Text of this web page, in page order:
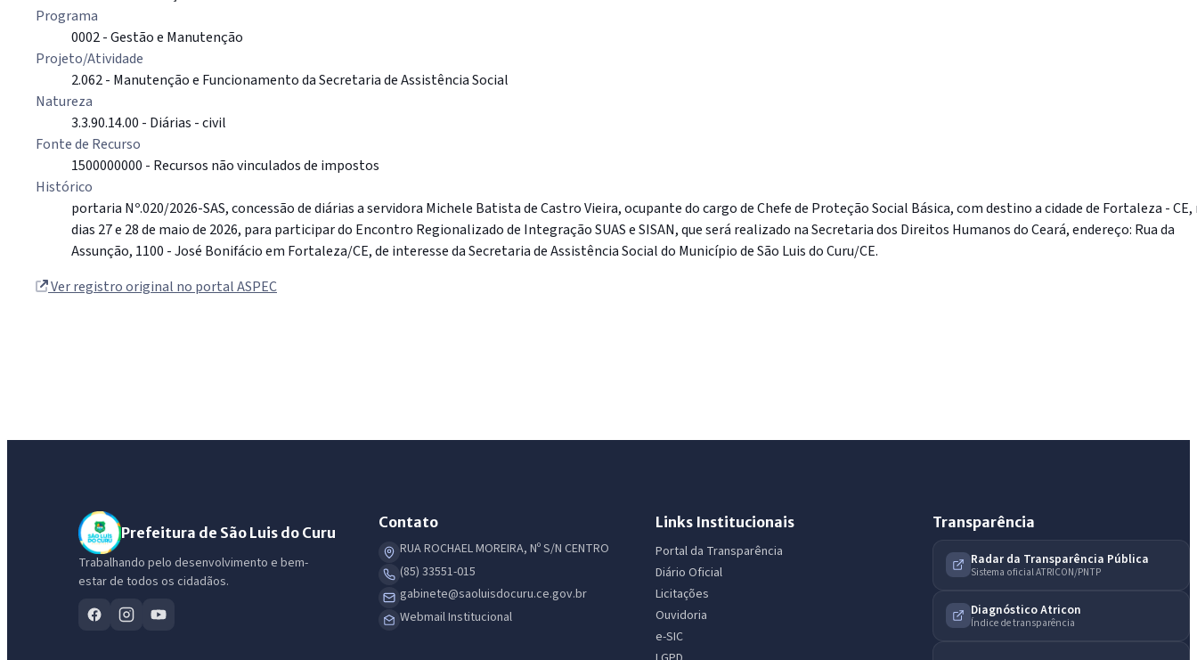
Programa
0002 - Gestão e Manutenção
Projeto/Atividade
2.062 - Manutenção e Funcionamento da Secretaria de Assistência Social
Natureza
3.3.90.14.00 - Diárias - civil
Fonte de Recurso
1500000000 - Recursos não vinculados de impostos
Histórico
portaria Nº.020/2026-SAS, concessão de diárias a servidora Michele Batista de Castro Vieira, ocupante do cargo de Chefe de Proteção Social Básica, com destino a cidade de Fortaleza - CE,
dias 27 e 28 de maio de 2026, para participar do Encontro Regionalizado de Integração SUAS e SISAN, que será realizado na Secretaria dos Direitos Humanos do Ceará, endereço: Rua da
Assunção, 1100 - José Bonifácio em Fortaleza/CE, de interesse da Secretaria de Assistência Social do Município de São Luis do Curu/CE.
Ver registro original no portal ASPEC
Prefeitura de São Luis do Curu
Trabalhando pelo desenvolvimento e bem-
estar de todos os cidadãos.
Contato
RUA ROCHAEL MOREIRA, Nº S/N CENTRO
(85) 33551-015
gabinete@saoluisdocuru.ce.gov.br
Webmail Institucional
Links Institucionais
Portal da Transparência
Diário Oficial
Licitações
Ouvidoria
e-SIC
Transparência
Radar da Transparência Pública
Sistema oficial ATRICON/PNTP
Diagnóstico Atricon
Índice de transparência